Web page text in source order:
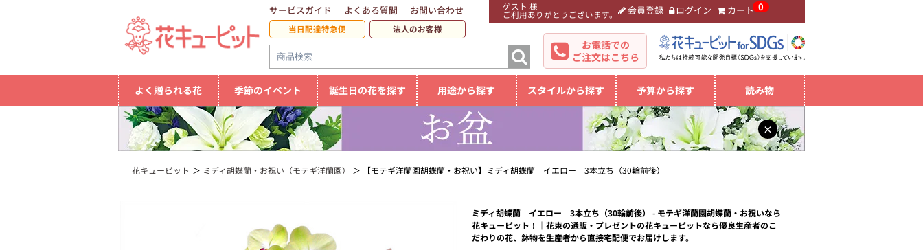
ゲスト 様
ご利用ありがとうございます。 会員登録 ログイン カート 0
サービスガイド よくある質問 お問い合わせ
当日配達特急便 法人のお客様
お電話での
ご注文はこちら
よく贈られる花 季節のイベント 誕生日の花を探す 用途から探す スタイルから探す 予算から探す 読み物
×
花キューピット ミディ胡蝶蘭・お祝い（モテギ洋蘭園） 【モテギ洋蘭園胡蝶蘭・お祝い】ミディ胡蝶蘭 イエロー 3本立ち（30輪前後）
ミディ胡蝶蘭 イエロー 3本立ち（30輪前後） - モテギ洋蘭園胡蝶蘭・お祝いなら
花キューピット！｜花束の通販・プレゼントの花キューピットなら優良生産者のこ
だわりの花、鉢物を生産者から直接宅配便でお届けします。